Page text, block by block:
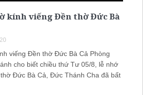
kính viếng Đền thờ Đức Bà
viếng Đền thờ Đức Bà Cả Phòng
cho biết chiều thứ Tư 05/8, lễ nhớ
Đức Bà Cả, Đức Thánh Cha đã bất